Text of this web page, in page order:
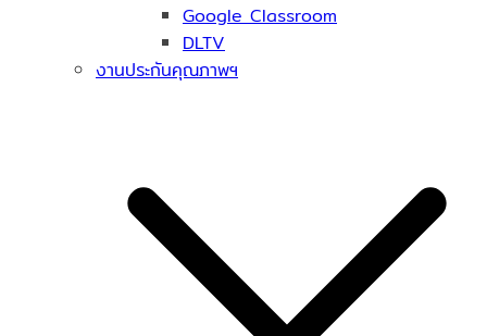
Google Classroom
DLTV
งานประกันคุณภาพฯ